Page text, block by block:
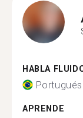
HABLA
Portugués
APRENDE